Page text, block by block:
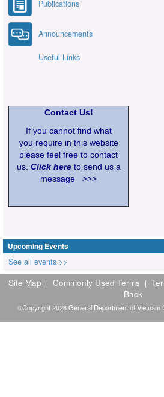
Publications
Announcements
Useful Links
Contact Us!
If you cannot find what
you require in this website
please feel free to contact
us. Click hereto send us a
message >>>
Upcoming Events
See all events >>
Site Map | Commonly Used Terms |
Back
©Copyright 2026 General Department of Vietnam